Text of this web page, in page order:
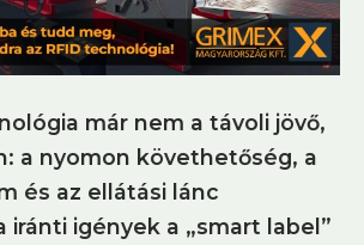
már nem a távoli jövő,
a nyomon követhetőség, a
és az ellátási lánc
iránti igények a „smart label”